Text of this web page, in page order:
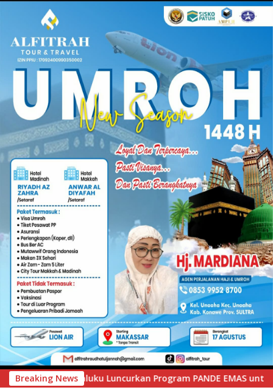
Breaking News
Program PANDE EMAS untuk Perkuat Pemberdayaan